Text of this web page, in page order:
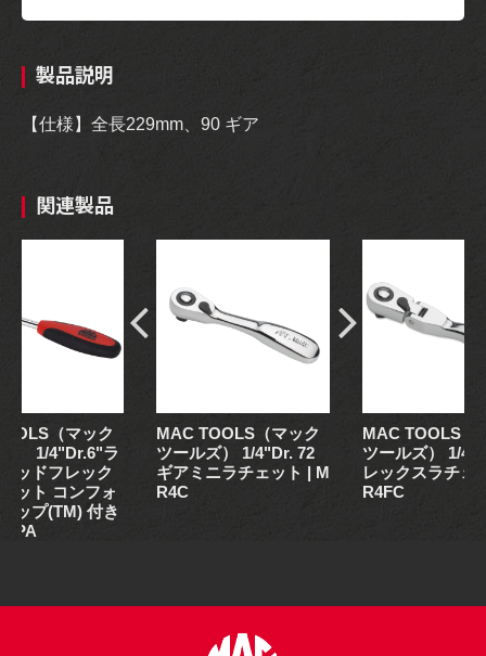
製品説明
【仕様】全長229mm、90 ギア
関連製品
（マック
） 1/4"Dr.6"ラ
ッドフレック
ット コンフォ
ップ(TM) 付き
MAC TOOLS（マック
ツールズ） 1/4"Dr. 72
ギアミニラチェット | M
R4C
MAC TOOLS（
ツールズ） 1/4"
レックスラチェ
R4FC